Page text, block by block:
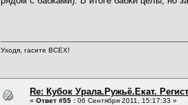
Уходя, гасите ВСЕХ!
Re: Кубок Урала.Ружьё.Екат.
« Ответ #55 : 06 Сентября 2011, 15:17:33 »